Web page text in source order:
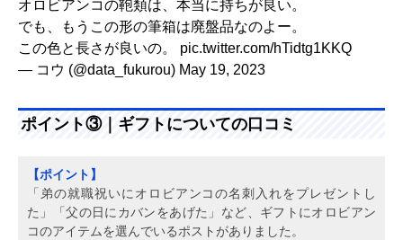
オロビアンコの鞄類は、本当に持ちが良い。
でも、もうこの形の筆箱は廃盤品なのよー。
この色と長さが良いの。 pic.twitter.com/hTidtg1KKQ
— コウ (@data_fukurou) May 19, 2023
ポイント③｜ギフトについての口コミ
【ポイント】
「弟の就職祝いにオロビアンコの名刺入れをプレゼントし
た」「父の日にカバンをあげた」など、ギフトにオロビアン
コのアイテムを選んでいるポストがありました。